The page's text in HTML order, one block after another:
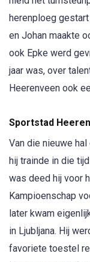
herenploeg
en Johan maakte
ook Epke werd
jaar was, over
Heerenveen ook
Sportstad
Van die nieuwe
hij trainde in die
was deed hij voor
Kampioenschap
later kwam
in Ljubljana. Hij
favoriete toestel